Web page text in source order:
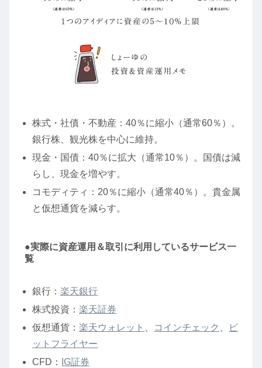
株式・社債・不動産：40％に縮小（通常60％）。
銀行株、観光株を中心に維持。
現金・国債：40％に拡大（通常10％）。国債は減
らし、現金を増やす。
コモディティ：20％に縮小（通常40％）。貴金属
と仮想通貨を減らす。
●実際に資産運用＆取引に利用しているサービス一
覧
銀行：楽天銀行
株式投資：楽天証券
仮想通貨：楽天ウォレット コインチェック
ビ
ットフライヤー
CFD：
IG証券